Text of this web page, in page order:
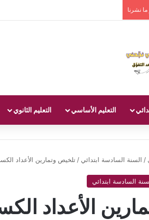
نشرنا
التعليم الأساسي التعليم الثانوي
/ السنة السادسة ابتدائي / تلخيص وتمارين الأعداد
السادسة ابتدائي
الأعداد